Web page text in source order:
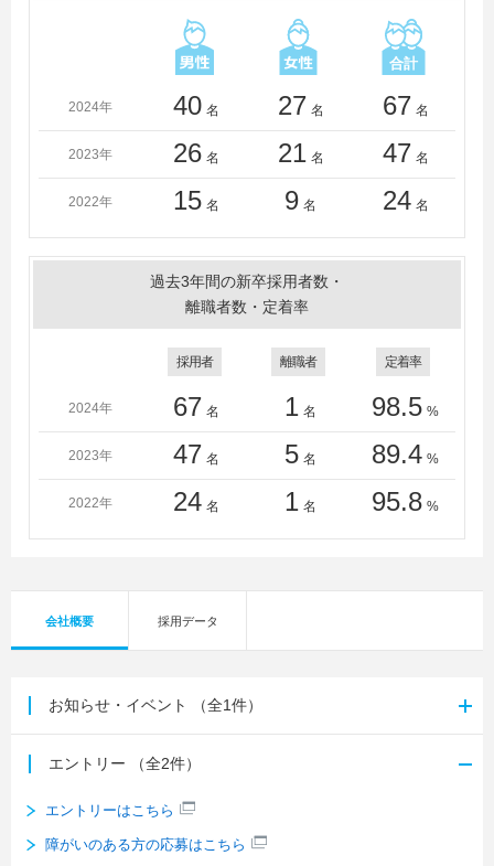
＜短大・高専・専門学校＞
旭川工業高等専門学校、有明工業高等専門学校、茨城工
業高等専門学校、宇部工業高等専門学校、沖縄工業高等
学校、熊本高等専門学校、群馬工業高等専門学校、サレ
ジオ工業高等専門学校、鈴鹿工業高等専門学校、鶴岡工
業高等専門学校、東京工業高等専門学校、東京バイオテ
クノロジー専門学校、苫小牧工業高等専門学校、富山高
学校、奈良工業高等専門学校、新居浜工業高等専門学
戸工業高等専門学校、福岡県立福岡農業高等学校、北海
道立旭川高等技術専門学院、米子工業高等専門学校、和
歌山工業高等専門学校、秋田工業高等専門学校、福島工
※大学院および大学の実績は2025年度のものとなりま
す。
2024年 40 名 27 名 67 名
2023年 26 名 21 名 47 名
2022年 15 名 9 名 24 名
過去3年間の新卒採用者数・
離職者数・定着率
採用者 離職者 定着率
2024年 67 名 1 名 98.5 %
2023年 47 名 5 名 89.4 %
2022年 24 名 1 名 95.8 %
会社概要 採用データ
お知らせ・イベント （全1件）
エントリー （全2件）
エントリーはこちら
障がいのある方の応募はこちら